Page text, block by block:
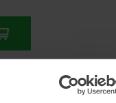
mand voor de